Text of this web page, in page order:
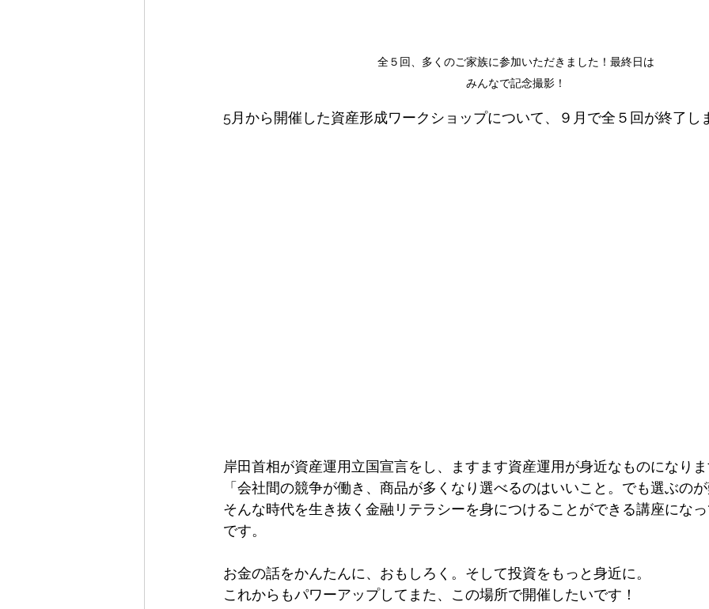
全５回、多くのご家族に参加いただきました！最終日は
みんなで記念撮影！
5月から開催した資産形成ワークショップについて、９月で全５回が終了し
岸田首相が資産運用立国宣言をし、ますます資産運用が身近なものになり
「会社間の競争が働き、商品が多くなり選べるのはいいこと。でも選ぶの
そんな時代を生き抜く金融リテラシーを身につけることができる講座にな
です。
お金の話をかんたんに、おもしろく。そして投資をもっと身近に。
これからもパワーアップしてまた、この場所で開催したいです！